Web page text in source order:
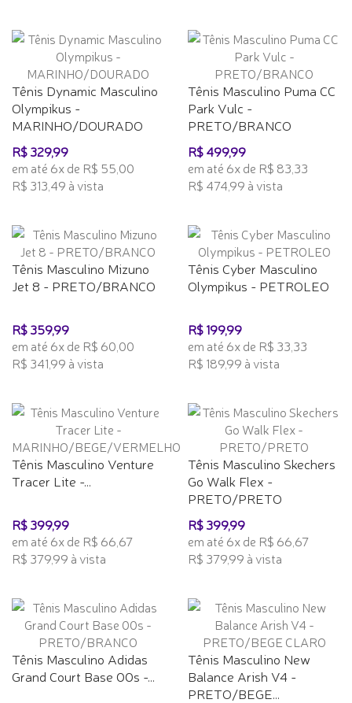
Tênis Dynamic Masculino
Olympikus -
MARINHO/DOURADO
R$ 329,99
em até 6x de R$ 55,00
R$ 313,49 à vista
Tênis Masculino Puma CC
Park Vulc -
PRETO/BRANCO
R$ 499,99
em até 6x de R$ 83,33
R$ 474,99 à vista
Tênis Masculino Mizuno
Jet 8 - PRETO/BRANCO
R$ 359,99
em até 6x de R$ 60,00
R$ 341,99 à vista
Tênis Cyber Masculino
Olympikus - PETROLEO
R$ 199,99
em até 6x de R$ 33,33
R$ 189,99 à vista
Tênis Masculino Venture
Tracer Lite -...
R$ 399,99
em até 6x de R$ 66,67
R$ 379,99 à vista
Tênis Masculino Skechers
Go Walk Flex -
PRETO/PRETO
R$ 399,99
em até 6x de R$ 66,67
R$ 379,99 à vista
Tênis Masculino Adidas
Grand Court Base 00s -...
Tênis Masculino New
Balance Arish V4 -
PRETO/BEGE...